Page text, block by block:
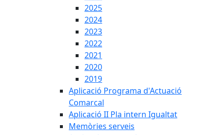
2025
2024
2023
2022
2021
2020
2019
Aplicació Programa d'Actuació
Comarcal
Aplicació II Pla intern Igualtat
Memòries serveis